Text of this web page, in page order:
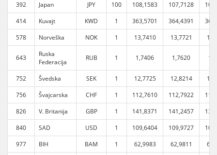
392
Japan JPY 100 108,1583 107,7128
414
Kuvajt KWD 1 363,5701 364,4391
578
Norveška NOK 1 13,7410 13,7721
643
Ruska
Federacija
RUB 1 1,7406 1,7620
752 Švedska SEK 1 12,7725 12,8214
756
Švajcarska CHF 1 112,7610 112,7922
826
V. Britanija GBP 1 141,8371 141,2457
840
SAD USD 1 109,6404 109,9727
977
BIH BAM 1 62,9983 62,9811